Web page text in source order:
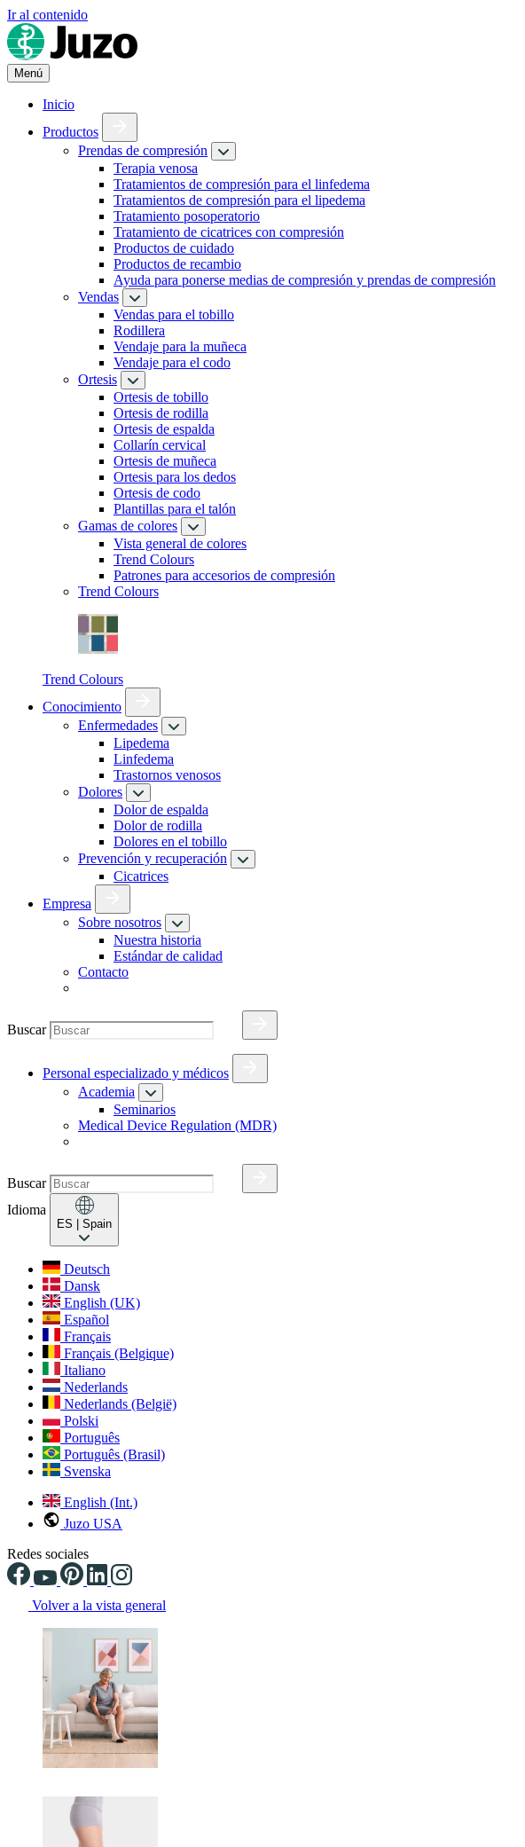
Ir al contenido
Menú
Inicio
Productos
Prendas de compresión
Terapia venosa
Tratamientos de compresión para el linfedema
Tratamientos de compresión para el lipedema
Tratamiento posoperatorio
Tratamiento de cicatrices con compresión
Productos de cuidado
Productos de recambio
Ayuda para ponerse medias de compresión y prendas de compresión
Vendas
Vendas para el tobillo
Rodillera
Vendaje para la muñeca
Vendaje para el codo
Ortesis
Ortesis de tobillo
Ortesis de rodilla
Ortesis de espalda
Collarín cervical
Ortesis de muñeca
Ortesis para los dedos
Ortesis de codo
Plantillas para el talón
Gamas de colores
Vista general de colores
Trend Colours
Patrones para accesorios de compresión
Trend Colours
Trend Colours
Conocimiento
Enfermedades
Lipedema
Linfedema
Trastornos venosos
Dolores
Dolor de espalda
Dolor de rodilla
Dolores en el tobillo
Prevención y recuperación
Cicatrices
Empresa
Sobre nosotros
Nuestra historia
Estándar de calidad
Contacto
Buscar
Personal especializado y médicos
Academia
Seminarios
Medical Device Regulation (MDR)
Buscar
Idioma
ES | Spain
Deutsch
Dansk
English (UK)
Español
Français
Français (Belgique)
Italiano
Nederlands
Nederlands (België)
Polski
Português
Português (Brasil)
Svenska
English (Int.)
Juzo USA
Redes sociales
Volver a la vista general